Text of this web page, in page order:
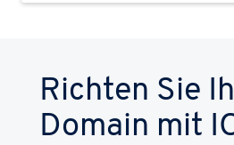
Richten Sie
Domain mit